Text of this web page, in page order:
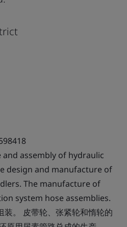
assembly of hydraulic
design and manufacture of
The manufacture of
system hose assemblies.
装。 皮带轮、张紧轮和惰轮的